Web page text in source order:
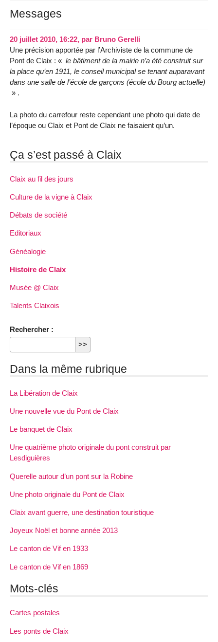
Messages
20 juillet 2010, 16:22, par Bruno Gerelli
Une précision apportée par l’Archiviste de la commune de
Pont de Claix : « le bâtiment de la mairie n’a été construit sur
la place qu’en 1911, le conseil municipal se tenant auparavant
dans une salle de l’école de garçons (école du Bourg actuelle)
» .
La photo du carrefour reste cependant une photo qui date de
l’époque ou Claix et Pont de Claix ne faisaient qu’un.
Ça s’est passé à Claix
Claix au fil des jours
Culture de la vigne à Claix
Débats de société
Editoriaux
Généalogie
Histoire de Claix
Musée @ Claix
Talents Claixois
Rechercher :
Dans la même rubrique
La Libération de Claix
Une nouvelle vue du Pont de Claix
Le banquet de Claix
Une quatrième photo originale du pont construit par
Lesdiguières
Querelle autour d’un pont sur la Robine
Une photo originale du Pont de Claix
Claix avant guerre, une destination touristique
Joyeux Noël et bonne année 2013
Le canton de Vif en 1933
Le canton de Vif en 1869
Mots-clés
Cartes postales
Les ponts de Claix